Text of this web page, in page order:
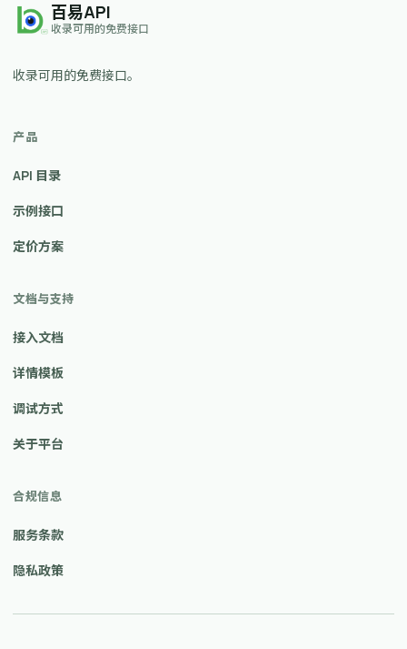
百易API
收录可用的免费接口
收录可用的免费接口。
产品
API 目录
示例接口
定价方案
文档与支持
接入文档
详情模板
调试方式
关于平台
合规信息
服务条款
隐私政策